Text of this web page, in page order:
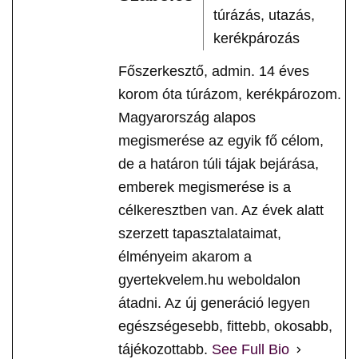
túrázás, utazás,
kerékpározás
Főszerkesztő, admin. 14 éves
korom óta túrázom, kerékpározom.
Magyarország alapos
megismerése az egyik fő célom,
de a határon túli tájak bejárása,
emberek megismerése is a
célkeresztben van. Az évek alatt
szerzett tapasztalataimat,
élményeim akarom a
gyertekvelem.hu weboldalon
átadni. Az új generáció legyen
egészségesebb, fittebb, okosabb,
tájékozottabb. See Full Bio